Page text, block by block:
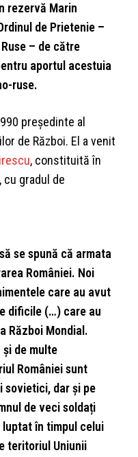
rezervă Marin
de Prietenie –
– de către
aportul acestuia
ruse.
președinte al
de Război. El a venit
, constituită în
cu gradul de
se spună că armata
României. Noi
care au avut
dificile (…) care au
Război Mondial.
de multe
României sunt
sovietici, dar și pe
de veci soldați
în timpul celui
teritoriul Uniunii